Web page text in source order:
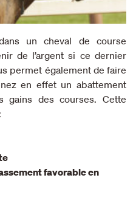
un cheval de course
de l’argent si ce dernier
permet également de faire
en effet un abattement
gains des courses. Cette
favorable en